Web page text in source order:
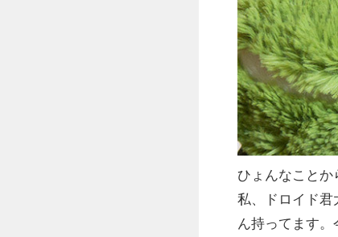
ひょんなことか
私、ドロイド君
ん持ってます。